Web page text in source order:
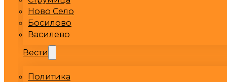
Ново Село
Босилово
Василево
Вести
Политика